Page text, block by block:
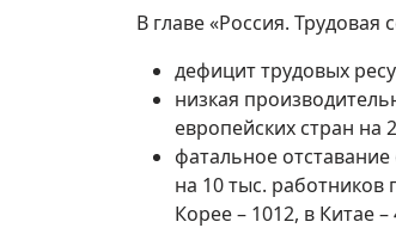
В главе «Россия.
дефицит трудовых
низкая
европейских стран на
фатальное
на 10 тыс.
Корее – 1012, в Китае